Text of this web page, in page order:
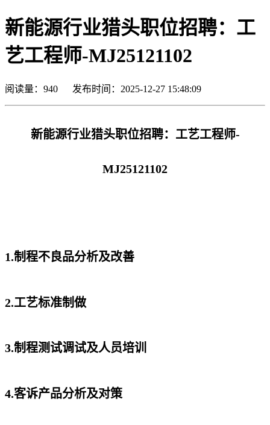
新能源行业猎头职位招聘：工
艺工程师-MJ25121102
阅读量： 940 发布时间：2025-12-27 15:48:09
新能源行业猎头职位招聘：工艺工程师-
MJ25121102
1.制程不良品分析及改善
2.工艺标准制做
3.制程测试调试及人员培训
4.客诉产品分析及对策